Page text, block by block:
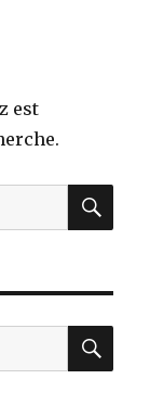
est